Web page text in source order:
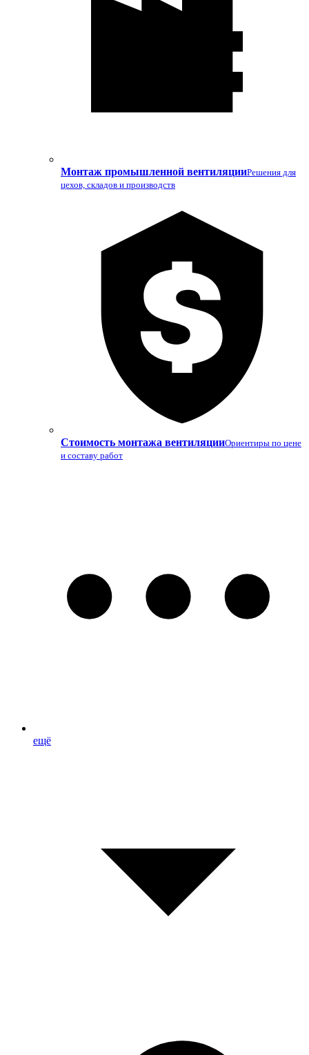
Монтаж промышленной вентиляцииРешения для
цехов, складов и производств
Стоимость монтажа вентиляцииОриентиры по цене
и составу работ
ещё